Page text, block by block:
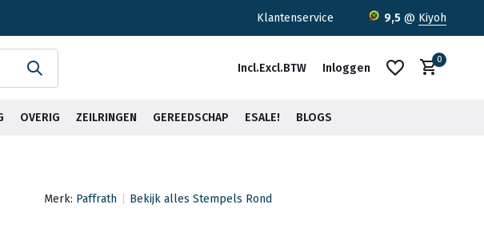
verzonden! Gratis verzending <30kg vanaf €75,-*
Klantenservice 9,5 @ Kiyoh
Incl.Excl.BTW Inloggen
0
OVERIG ZEILRINGEN GEREEDSCHAP ESALE! BLOGS
Merk: Paffrath Bekijk alles Stempels Rond